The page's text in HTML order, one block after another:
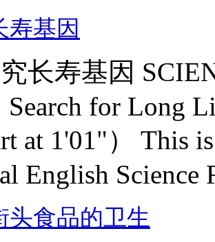
寿基因
长寿基因
Search for Long
at 1'01"） This
English Science
头食品的卫生